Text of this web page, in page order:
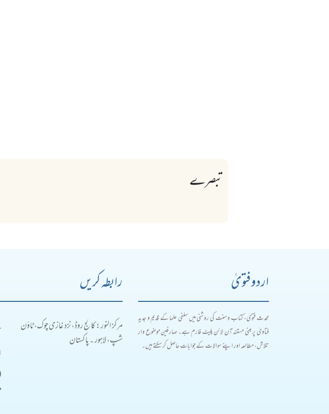
تبصرے
اردو فتویٰ
محدث فتویٰ، کتاب و سنت کی روشنی میں سلفی علما کے قدیم و جدید
فتاویٰ پر مبنی مستند آن لائن پلیٹ فارم ہے۔ صارفین موضوع وار
تلاش، مطالعہ اور اپنے سوالات کے جوابات حاصل کر سکتے ہیں۔
رابطہ کریں
مرکز النور: کالج روڈ، نزد غازی چوک، ٹاؤن
شپ، لاہور ۔ پاکستان